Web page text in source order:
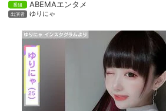
ABEMAエンタメ
ゆりにゃ